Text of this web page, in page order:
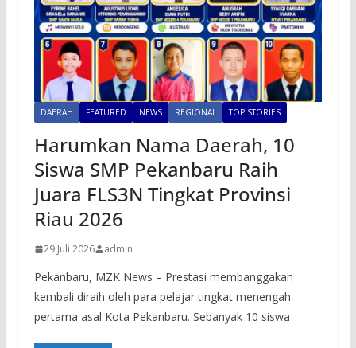
DAERAH FEATURED NEWS REGIONAL TOP STORIES
Harumkan Nama Daerah, 10
Siswa SMP Pekanbaru Raih
Juara FLS3N Tingkat Provinsi
Riau 2026
29 Juli 2026 admin
Pekanbaru, MZK News – Prestasi membanggakan
kembali diraih oleh para pelajar tingkat menengah
pertama asal Kota Pekanbaru. Sebanyak 10 siswa